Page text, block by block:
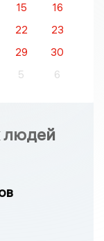
15
16
22
23
29
30
5 6
людей